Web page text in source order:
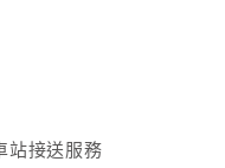
站接送服務